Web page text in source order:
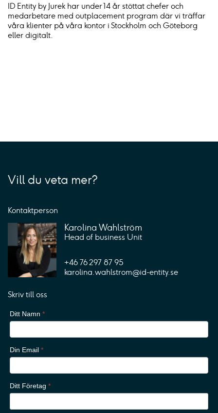
ID Entity by Jurek har under 14 år stöttat chefer och
medarbetare med outplacement program där vi träffar
våra klienter på våra kontor i Stockholm och Göteborg
eller digitalt.
Vill du veta mer?
Kontaktperson
Karolina Wahlström
Head of business Unit
+46 76 297 87 95
karolina.wahlstrom@id-entity.se
Skriv till oss